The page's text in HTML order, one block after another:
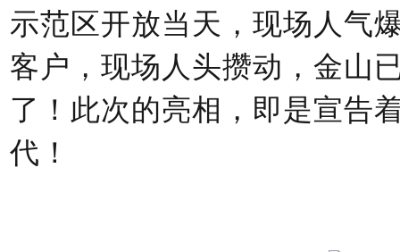
示范区开放当天，现场人气
客户，现场人头攒动，金山
了！此次的亮相，即是宣告
代！